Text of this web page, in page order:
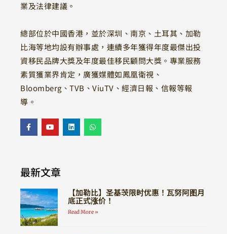
業及法律建議。
總部位於中國香港，並於深圳、南京、土耳其、加勒
比海等地均設有辦事處，連續多年獲得年度最傑出投
資移民品牌大獎及年度最佳移民顧問大獎。專業服務
素質獲業界肯定，廣獲媒體如鳳凰衛視、
Bloomberg、TVB、ViuTV、經濟日報、信報等報
導。
最新文章
【加勒比】圣基茨限时优惠！瓦努阿图月
底正式涨价！
Read More »